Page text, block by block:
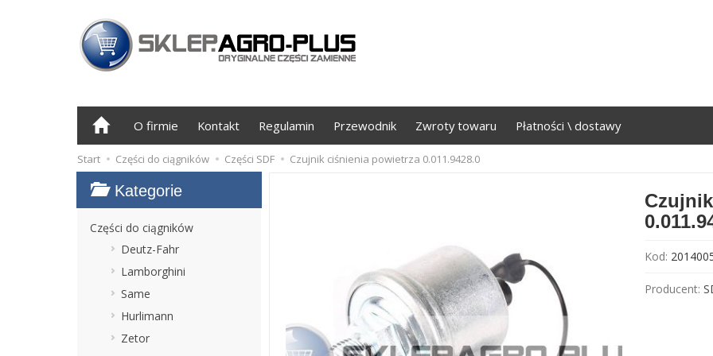
O firmie Kontakt Regulamin Przewodnik Zwroty towaru Płatności \ dostawy
Start Części do ciągników Części SDF Czujnik ciśnienia powietrza 0.011.9428.0
Kod:
Producent:
Kategorie
Części do ciągników
Deutz-Fahr
Lamborghini
Same
Hurlimann
Zetor